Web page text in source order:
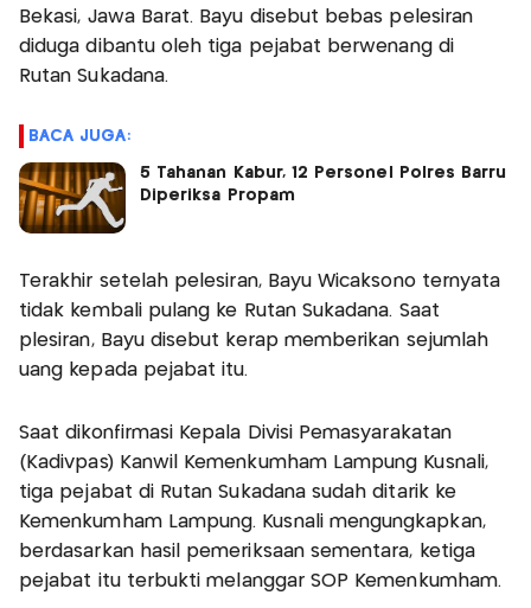
Bekasi, Jawa Barat. Bayu disebut bebas pelesiran
diduga dibantu oleh tiga pejabat berwenang di
Rutan Sukadana.
BACA JUGA:
5 Tahanan Kabur, 12 Personel Polres Barru
Diperiksa Propam
Terakhir setelah pelesiran, Bayu Wicaksono ternyata
tidak kembali pulang ke Rutan Sukadana. Saat
plesiran, Bayu disebut kerap memberikan sejumlah
uang kepada pejabat itu.
Saat dikonfirmasi Kepala Divisi Pemasyarakatan
(Kadivpas) Kanwil Kemenkumham Lampung Kusnali,
tiga pejabat di Rutan Sukadana sudah ditarik ke
Kemenkumham Lampung. Kusnali mengungkapkan,
berdasarkan hasil pemeriksaan sementara, ketiga
pejabat itu terbukti melanggar SOP Kemenkumham.